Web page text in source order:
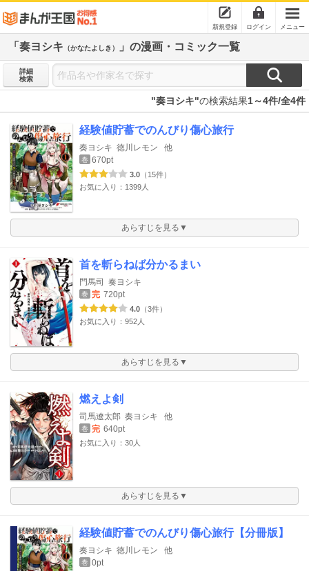
新規登録 ログイン メニュー
「奏ヨシキ （かなたよしき） 」の漫画・コミック一覧
詳細
検索
"奏ヨシキ"の検索結果1～4件/全4件
経験値貯蓄でのんびり傷心旅行
奏ヨシキ 徳川レモン 他
巻 670pt
3.0 （15件）
お気に入り：1399人
あらすじを見る▼
首を斬らねば分かるまい
門馬司 奏ヨシキ
巻 完 720pt
4.0 （3件）
お気に入り：952人
あらすじを見る▼
燃えよ剣
司馬遼太郎 奏ヨシキ 他
巻 完 640pt
お気に入り：30人
あらすじを見る▼
経験値貯蓄でのんびり傷心旅行【分冊版】
奏ヨシキ 徳川レモン 他
巻 0pt